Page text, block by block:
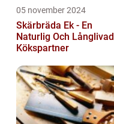
05 november 2024
Skärbräda Ek - En
Naturlig Och Långlivad
Kökspartner